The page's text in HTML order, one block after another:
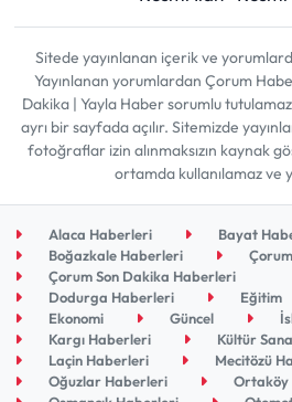
Sitede yayınlanan içerik ve
Yayınlanan yorumlardan Çorum
Dakika | Yayla Haber sorumlu
ayrı bir sayfada açılır. Sitemizde
fotoğraflar izin alınmaksızın kaynak
ortamda kullanılamaz ve
Alaca Haberleri
Bayat
Boğazkale Haberleri
Çorum Son Dakika Haberleri
Dodurga Haberleri
Eğitim
Ekonomi
Güncel
Kargı Haberleri
Kültür
Laçin Haberleri
Mecitözü
Oğuzlar Haberleri
Ortaköy